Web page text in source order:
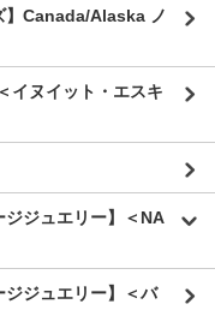
Canada/Alaska ノ
ヌイット・エスキ
ジジュエリー】＜NA
ジュエリー】＜バ